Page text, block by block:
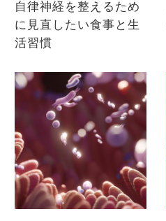
自律神経を整えるため
に見直したい食事と生
活習慣